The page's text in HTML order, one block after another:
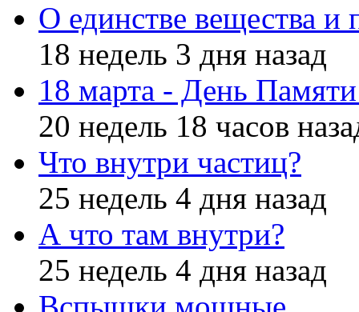
О единстве вещества и
18 недель 3 дня назад
18 марта - День
20 недель 18 часов
Что внутри частиц?
25 недель 4 дня назад
А что там внутри?
25 недель 4 дня назад